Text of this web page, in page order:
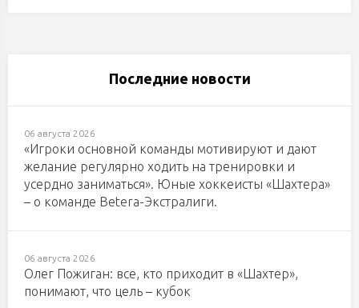
Последние новости
06 августа 2026
«Игроки основной команды мотивируют и дают
желание регулярно ходить на тренировки и
усердно заниматься». Юные хоккеисты «Шахтера»
– о команде Betera-Экстралиги.
06 августа 2026
Олег Пожиган: все, кто приходит в «Шахтер»,
понимают, что цель – кубок